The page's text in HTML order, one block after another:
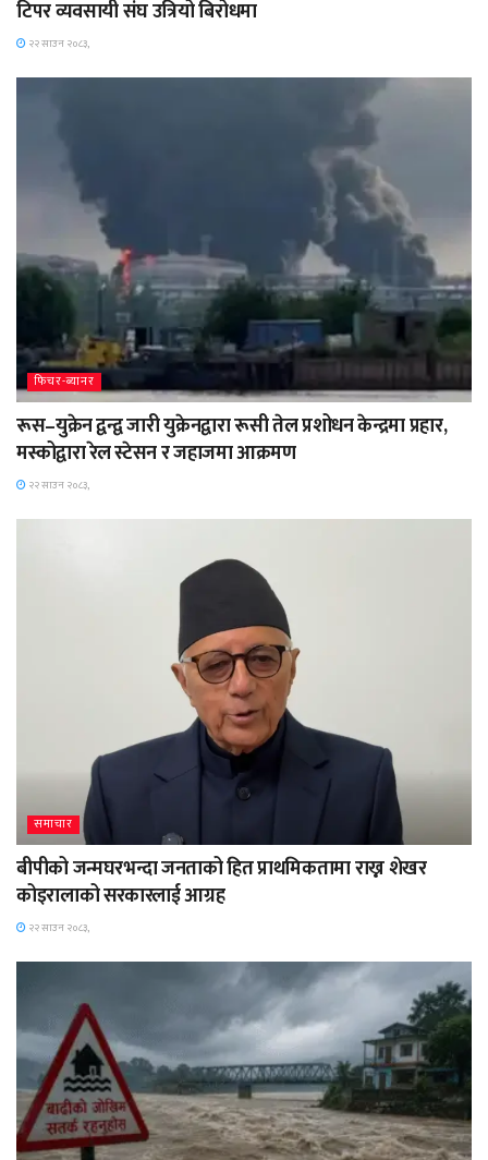
टिपर व्यवसायी संघ उत्रियो बिरोधमा
२२ साउन २०८३,
फिचर-ब्यानर
रूस–युक्रेन द्वन्द्व जारी युक्रेनद्वारा रूसी तेल प्रशोधन केन्द्रमा प्रहार,
मस्कोद्वारा रेल स्टेसन र जहाजमा आक्रमण
२२ साउन २०८३,
समाचार
बीपीको जन्मघरभन्दा जनताको हित प्राथमिकतामा राख्न शेखर
कोइरालाको सरकारलाई आग्रह
२२ साउन २०८३,